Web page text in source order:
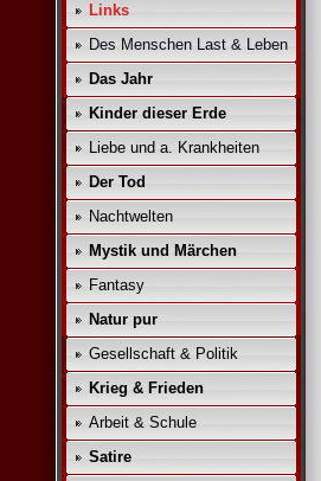
Links
Des Menschen Last & Leben
Das Jahr
Kinder dieser Erde
Liebe und a. Krankheiten
Der Tod
Nachtwelten
Mystik und Märchen
Fantasy
Natur pur
Gesellschaft & Politik
Krieg & Frieden
Arbeit & Schule
Satire